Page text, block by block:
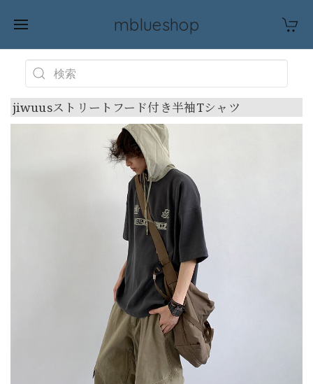
mblueshop
jiwuusストリートフード付き半袖Tシャツ